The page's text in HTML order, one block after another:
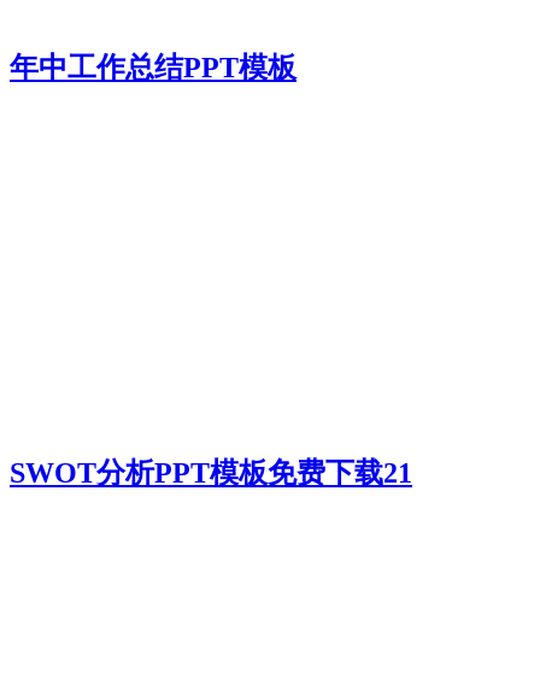
年中工作总结PPT模板
SWOT分析PPT模板免费下载21